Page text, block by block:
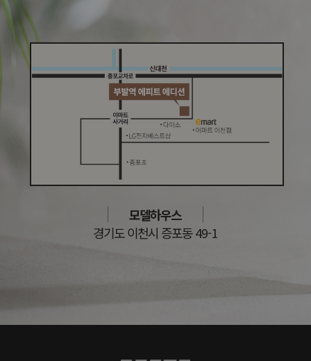
모델하우스
경기도 이천시 증포동 49-1